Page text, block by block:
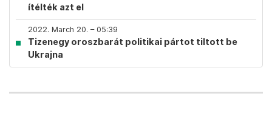
ítélték azt el
2022. March 20. – 05:39
Tizenegy oroszbarát politikai pártot tiltott be
Ukrajna